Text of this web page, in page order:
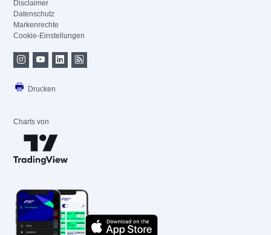
Disclaimer
Datenschutz
Markenrechte
Cookie-Einstellungen
Drucken
Charts von